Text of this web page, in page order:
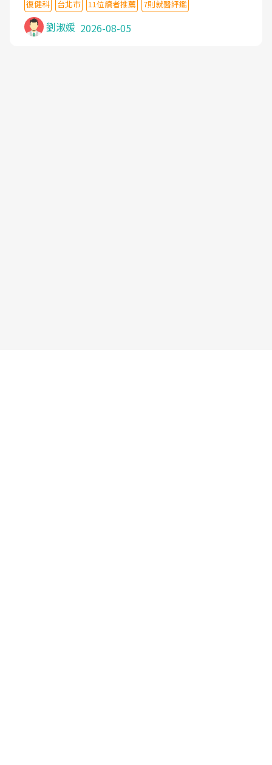
沒有用,後來連吃到嗎啡類止痛藥都效果有限,只是壓
症狀,沒多久就痛起來,多年失眠嚴重影響生活品質.
台灣親友介紹忠孝醫院杜育才主任是頸頭症候群專
復健科 台北市 11位讀者推薦 7則就醫評鑑
劉淑媛 2026-08-05